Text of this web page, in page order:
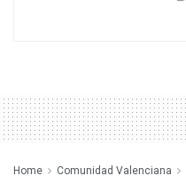
Home Comunidad Valenciana